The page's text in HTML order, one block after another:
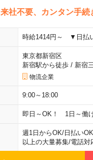
来社不要、カンタン手続
時給1414円～ ▼日払
東京都新宿区
新宿駅から徒歩/ 新宿
物流企業
9:00～18:00
即日～OK！ 1日～働
週1日からOK/日払いOK
以上の大量募集/電話対